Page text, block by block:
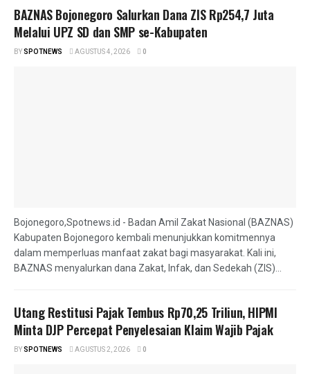
BAZNAS Bojonegoro Salurkan Dana ZIS Rp254,7 Juta
Melalui UPZ SD dan SMP se-Kabupaten
BYSPOTNEWS AGUSTUS 4, 2026 0
Bojonegoro,Spotnews.id - Badan Amil Zakat Nasional (BAZNAS)
Kabupaten Bojonegoro kembali menunjukkan komitmennya
dalam memperluas manfaat zakat bagi masyarakat. Kali ini,
BAZNAS menyalurkan dana Zakat, Infak, dan Sedekah (ZIS)...
Utang Restitusi Pajak Tembus Rp70,25 Triliun, HIPMI
Minta DJP Percepat Penyelesaian Klaim Wajib Pajak
BYSPOTNEWS AGUSTUS 2, 2026 0